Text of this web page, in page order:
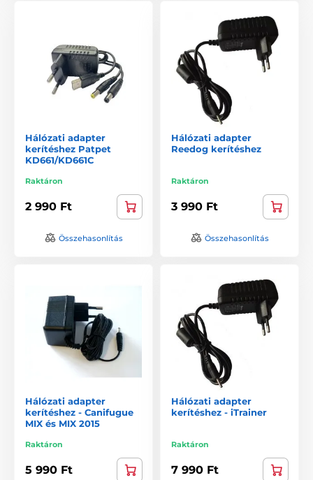
Hálózati adapter
kerítéshez Patpet
KD661/KD661C
Raktáron
2 990 Ft
Összehasonlítás
Hálózati adapter
Reedog kerítéshez
Raktáron
3 990 Ft
Összehasonlítás
Hálózati adapter
kerítéshez - Canifugue
MIX és MIX 2015
Raktáron
5 990 Ft
Hálózati adapter
kerítéshez - iTrainer
Raktáron
7 990 Ft